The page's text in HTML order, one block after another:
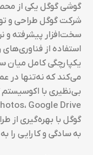
گوشی گوگل یکی از
شرکت گوگل طراحی و
سخت‌افزار پیشرفته و
استفاده از فناوری‌های
یکپارچگی کامل میان
می‌کند که نه‌تنها در
گوگل با بهره‌گیری از
به سادگی و کارایی را